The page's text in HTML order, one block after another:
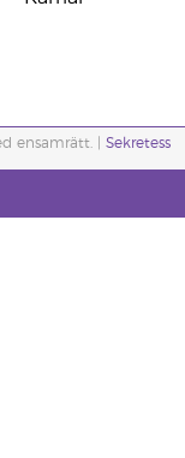
ensamrätt. | Sekretess